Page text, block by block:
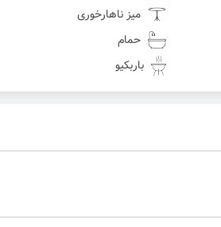
میز ناهارخوری
حمام
باربکیو